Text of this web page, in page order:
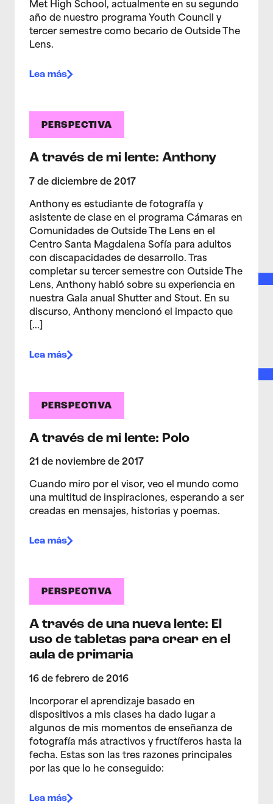
Met High School, actualmente en su segundo
año de nuestro programa Youth Council y
tercer semestre como becario de Outside The
Lens.
Lea más
PERSPECTIVA
A través de mi lente: Anthony
7 de diciembre de 2017
Anthony es estudiante de fotografía y
asistente de clase en el programa Cámaras en
Comunidades de Outside The Lens en el
Centro Santa Magdalena Sofía para adultos
con discapacidades de desarrollo. Tras
completar su tercer semestre con Outside The
Lens, Anthony habló sobre su experiencia en
nuestra Gala anual Shutter and Stout. En su
discurso, Anthony mencionó el impacto que
[...]
Lea más
PERSPECTIVA
A través de mi lente: Polo
21 de noviembre de 2017
Cuando miro por el visor, veo el mundo como
una multitud de inspiraciones, esperando a ser
creadas en mensajes, historias y poemas.
Lea más
PERSPECTIVA
A través de una nueva lente: El
uso de tabletas para crear en el
aula de primaria
16 de febrero de 2016
Incorporar el aprendizaje basado en
dispositivos a mis clases ha dado lugar a
algunos de mis momentos de enseñanza de
fotografía más atractivos y fructíferos hasta la
fecha. Estas son las tres razones principales
por las que lo he conseguido:
Lea más